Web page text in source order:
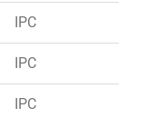
IPC
IPC
IPC